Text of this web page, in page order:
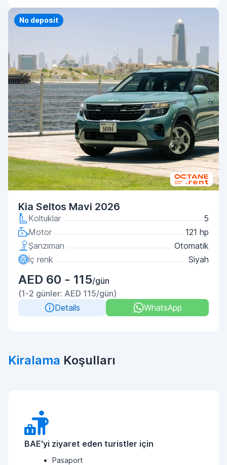
No deposit
Kia Seltos Mavi 2026
Koltuklar
5
Motor
121 hp
Şanzıman
Otomatik
İç renk
Siyah
AED 60 - 115/gün
(1-2 günler: AED 115/gün)
Details
WhatsApp
Kiralama Koşulları
BAE'yi ziyaret eden turistler için
Pasaport